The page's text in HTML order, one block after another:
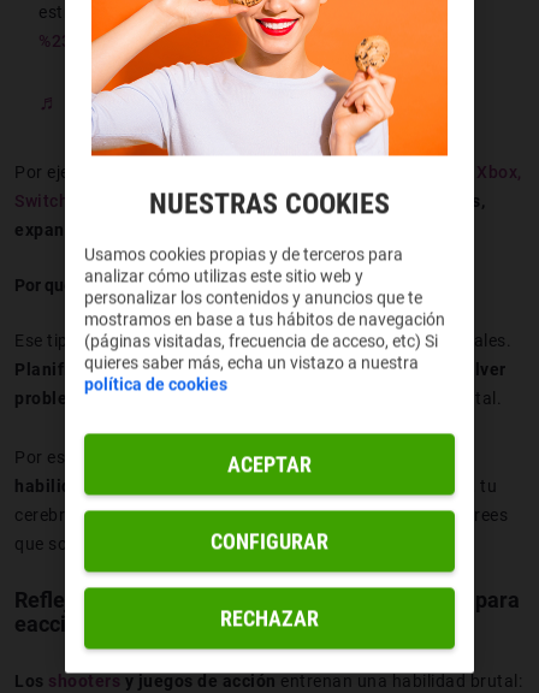
estrategia wartales comandos%23dungeonkeeper
%23npixel newspixel
♬ sonido original - News Pixel - News Pixel
Por ejemplo, títulos como Civilization VI (
Xbox,
Switch
) o StarCraft II (PC) te obligan agestionar recursos,
expandir territorios y analizar al rival constantemente.
Por qué sirve en la vida real
Ese tipo de pensamiento es clave en muchos contextos reales.
Planificar proyectos, tomar decisiones complejas o resolver
problemas
requiere exactamente ese mismo proceso mental.
Por eso no es raro que muchas personas desarrollen
habilidades analíticas jugando estrategia
. Básicamente, tu
cerebro aprende a pensar como un estratega… mientras crees
que solo estás jugando.
Reflejos y coordinación: el modo ninja activado para
eaccionar en milisegundos
Los shooters y juegos de acción entrenan una habilidad brutal:
NUESTRAS COOKIES
Usamos cookies propias y de terceros para
analizar cómo utilizas este sitio web y
personalizar los contenidos y anuncios que te
mostramos en base a tus hábitos de navegación
(páginas visitadas, frecuencia de acceso, etc) Si
quieres saber más, echa un vistazo a nuestra
política de cookies
RECHAZAR
ACEPTAR
CONFIGURAR